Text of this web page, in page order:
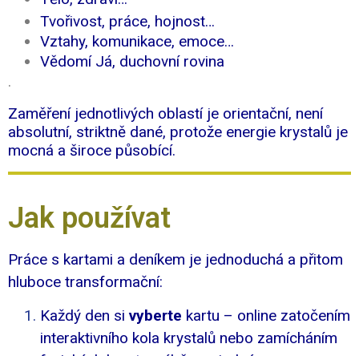
Tvořivost, práce, hojnost…
Vztahy, komunikace, emoce…
Vědomí Já, duchovní rovina
.
Zaměření jednotlivých oblastí je orientační, není
absolutní, striktně dané, protože energie krystalů je
mocná a široce působící.
Jak používat
Práce s kartami a deníkem je jednoduchá a přitom
hluboce transformační:
Každý den si vyberte kartu – online zatočením
interaktivního kola krystalů nebo zamícháním